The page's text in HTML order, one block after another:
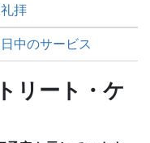
拝
中のサービス
リート・ケ